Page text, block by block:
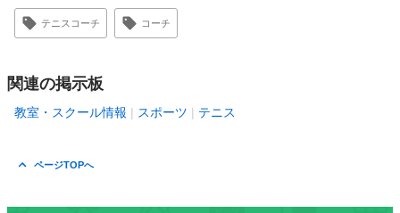
テニスコーチ コーチ
関連の掲示板
教室・スクール情報 スポーツ テニス
ページTOPへ